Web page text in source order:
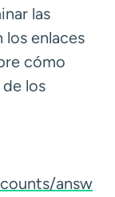
las
enlaces
cómo
los
answ